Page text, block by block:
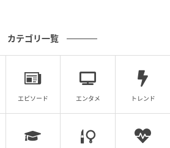
た人は「ちょっと感情的に
ぐに顔に出やすかったり、少し
カテゴリ一覧
エピソード エンタメ トレンド